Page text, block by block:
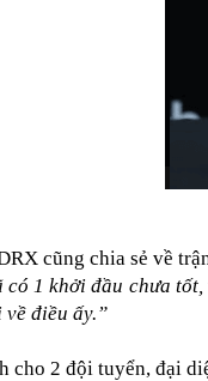
cũng chia sẻ về
1 khởi đầu chưa
điều ấy.”
cho 2 đội tuyển, đại